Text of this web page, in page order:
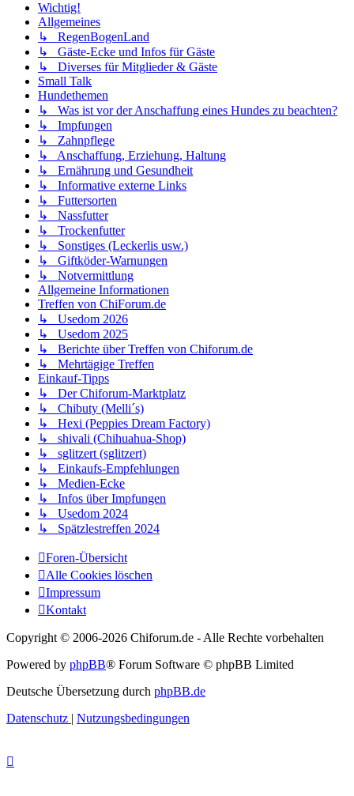
Wichtig!
Allgemeines
↳ RegenBogenLand
↳ Gäste-Ecke und Infos für Gäste
↳ Diverses für Mitglieder & Gäste
Small Talk
Hundethemen
↳ Was ist vor der Anschaffung eines Hundes zu beachten?
↳ Impfungen
↳ Zahnpflege
↳ Anschaffung, Erziehung, Haltung
↳ Ernährung und Gesundheit
↳ Informative externe Links
↳ Futtersorten
↳ Nassfutter
↳ Trockenfutter
↳ Sonstiges (Leckerlis usw.)
↳ Giftköder-Warnungen
↳ Notvermittlung
Allgemeine Informationen
Treffen von ChiForum.de
↳ Usedom 2026
↳ Usedom 2025
↳ Berichte über Treffen von Chiforum.de
↳ Mehrtägige Treffen
Einkauf-Tipps
↳ Der Chiforum-Marktplatz
↳ Chibuty (Melli´s)
↳ Hexi (Peppies Dream Factory)
↳ shivali (Chihuahua-Shop)
↳ sglitzert (sglitzert)
↳ Einkaufs-Empfehlungen
↳ Medien-Ecke
↳ Infos über Impfungen
↳ Usedom 2024
↳ Spätzlestreffen 2024
Foren-Übersicht
Alle Cookies löschen
Impressum
Kontakt
Copyright © 2006-2026 Chiforum.de - Alle Rechte vorbehalten
Powered by phpBB® Forum Software © phpBB Limited
Deutsche Übersetzung durch phpBB.de
Datenschutz | Nutzungsbedingungen